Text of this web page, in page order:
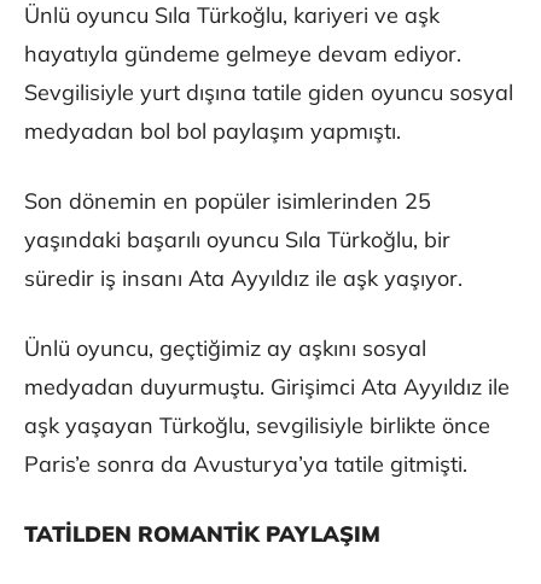
Ünlü oyuncu Sıla Türkoğlu, kariyeri ve aşk
hayatıyla gündeme gelmeye devam ediyor.
Sevgilisiyle yurt dışına tatile giden oyuncu sosyal
medyadan bol bol paylaşım yapmıştı.
Son dönemin en popüler isimlerinden 25
yaşındaki başarılı oyuncu Sıla Türkoğlu, bir
süredir iş insanı Ata Ayyıldız ile aşk yaşıyor.
Ünlü oyuncu, geçtiğimiz ay aşkını sosyal
medyadan duyurmuştu. Girişimci Ata Ayyıldız ile
aşk yaşayan Türkoğlu, sevgilisiyle birlikte önce
Paris’e sonra da Avusturya’ya tatile gitmişti.
TATİLDEN ROMANTİK PAYLAŞIM